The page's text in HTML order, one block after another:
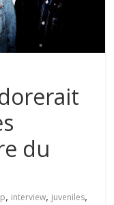
du
, interview, juveniles,